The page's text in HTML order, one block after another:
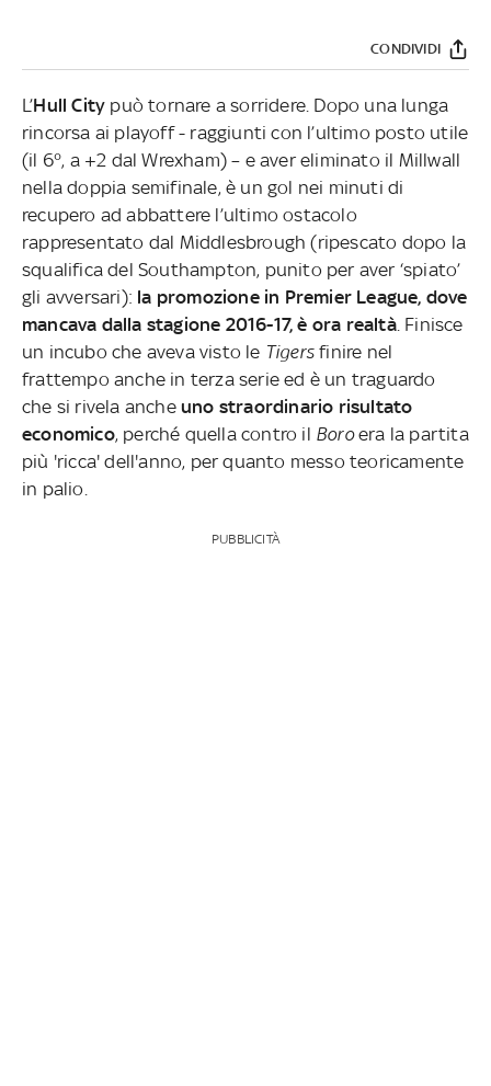
CONDIVIDI
L’Hull City può tornare a sorridere. Dopo una lunga
rincorsa ai playoff - raggiunti con l’ultimo posto utile
(il 6°, a +2 dal Wrexham) – e aver eliminato il Millwall
nella doppia semifinale, è un gol nei minuti di
recupero ad abbattere l’ultimo ostacolo
rappresentato dal Middlesbrough (ripescato dopo la
squalifica del Southampton, punito per aver ‘spiato’
gli avversari): la promozione in Premier League, dove
mancava dalla stagione 2016-17, è ora realtà. Finisce
un incubo che aveva visto le Tigersfinire nel
frattempo anche in terza serie ed è un traguardo
che si rivela anche uno straordinario risultato
economico, perché quella contro il Boroera la partita
più 'ricca' dell'anno, per quanto messo teoricamente
in palio.
PUBBLICITÀ